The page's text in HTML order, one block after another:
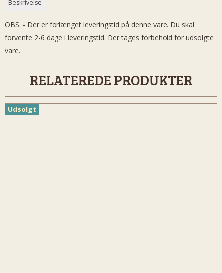
Beskrivelse
OBS. - Der er forlænget leveringstid på denne vare. Du skal
forvente 2-6 dage i leveringstid. Der tages forbehold for udsolgte
vare.
RELATEREDE PRODUKTER
Udsolgt